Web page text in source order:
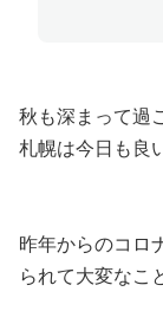
秋も深まって過
札幌は今日も良
昨年からのコロ
られて大変なこ